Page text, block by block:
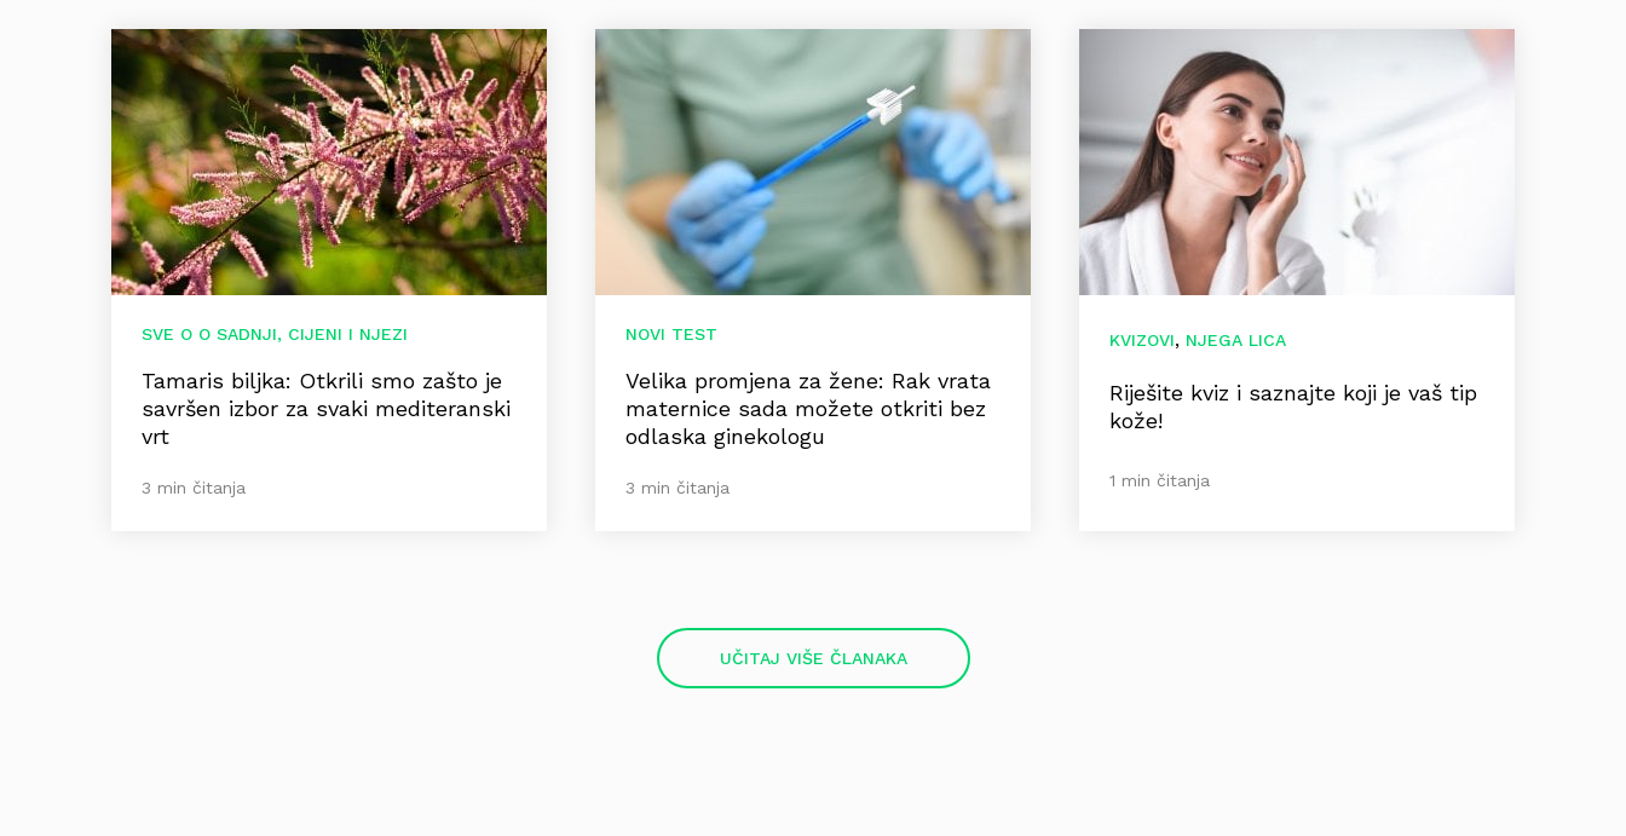
SVE O O SADNJI, CIJENI I NJEZI
Tamaris biljka: Otkrili smo zašto je
savršen izbor za svaki mediteranski
vrt
3 min čitanja
NOVI TEST
Velika promjena za žene: Rak vrata
maternice sada možete otkriti bez
odlaska ginekologu
3 min čitanja
KVIZOVI, NJEGA LICA
Riješite kviz i saznajte koji je vaš tip
kože!
1 min čitanja
UČITAJ VIŠE ČLANAKA